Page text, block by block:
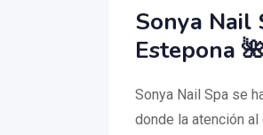
Sonya Nail
Estepona
Sonya Nail Spa se
donde la atención